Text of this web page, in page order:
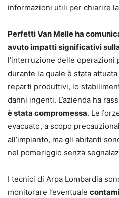
informazioni utili per chiarire
Perfetti Van Melle ha
avuto impatti significativi
l’interruzione delle operazioni
durante la quale è stata
reparti produttivi, lo
danni ingenti. L’azienda ha
è stata compromessa. Le
evacuato, a scopo
all’impianto, ma gli abitanti
nel pomeriggio senza
I tecnici di Arpa Lombardia
monitorare l’eventuale